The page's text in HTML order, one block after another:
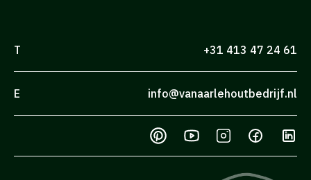
T +31 413 47 24 61
E info@vanaarlehoutbedrijf.nl